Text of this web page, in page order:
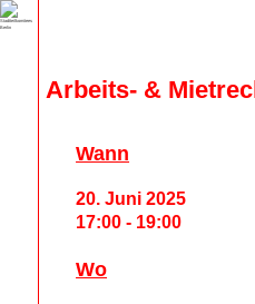
Arbeits- &
Wann
20. Juni 2025
17:00 - 19:00
Wo